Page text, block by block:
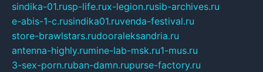
sindika-01.rusp-life.rux-legion.rusib-archives.ru
e-abis-1-c.rusindika01.ruvenda-festival.ru
store-brawlstars.rudooraleksandria.ru
antenna-highly.rumine-lab-msk.ru1-mus.ru
3-sex-porn.ruban-damn.rupurse-factory.ru